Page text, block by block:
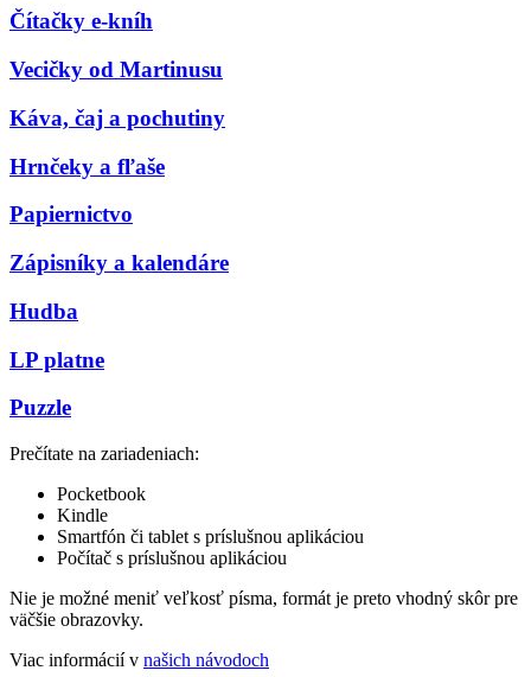
Čítačky e-kníh
Vecičky od Martinusu
Káva, čaj a pochutiny
Hrnčeky a fľaše
Papiernictvo
Zápisníky a kalendáre
Hudba
LP platne
Puzzle
Prečítate na zariadeniach:
Pocketbook
Kindle
Smartfón či tablet s príslušnou aplikáciou
Počítač s príslušnou aplikáciou
Nie je možné meniť veľkosť písma, formát je preto vhodný skôr pre
väčšie obrazovky.
Viac informácií v našich návodoch